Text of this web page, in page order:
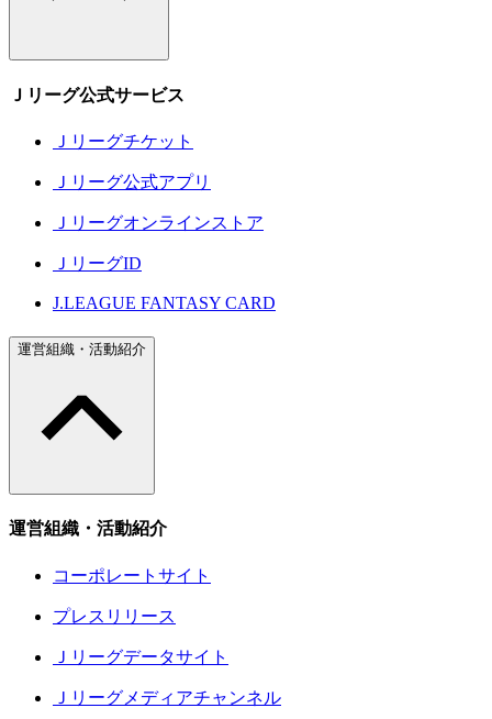
Ｊリーグ公式サービス
Ｊリーグチケット
Ｊリーグ公式アプリ
Ｊリーグオンラインストア
ＪリーグID
J.LEAGUE FANTASY CARD
運営組織・活動紹介
運営組織・活動紹介
コーポレートサイト
プレスリリース
Ｊリーグデータサイト
Ｊリーグメディアチャンネル